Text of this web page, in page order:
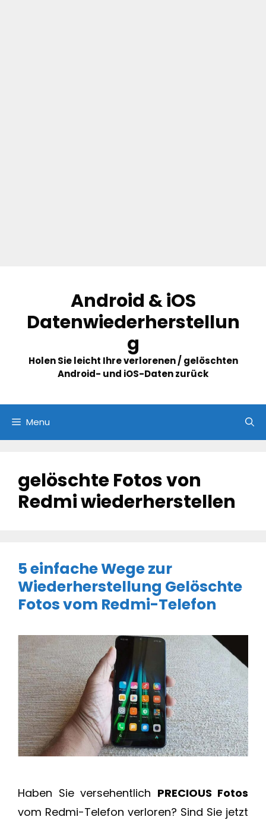
content
Android & iOS
Datenwiederherstellun
g
Holen Sie leicht Ihre verlorenen / gelöschten
Android- und iOS-Daten zurück
Menu
gelöschte Fotos von
Redmi wiederherstellen
5 einfache Wege zur
Wiederherstellung Gelöschte
Fotos vom Redmi-Telefon
Haben Sie versehentlich PRECIOUS Fotos
vom Redmi-Telefon verloren? Sind Sie jetzt